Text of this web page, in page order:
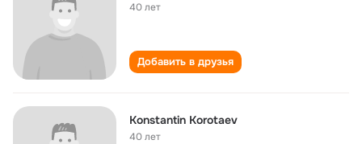
40 лет
Добавить в друзья
Konstantin Korotaev
40 лет